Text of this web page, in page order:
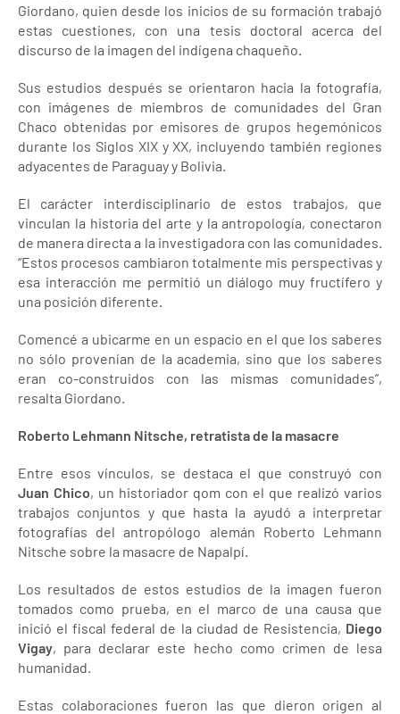
Giordano, quien desde los inicios de su formación trabajó
estas cuestiones, con una tesis doctoral acerca del
discurso de la imagen del indígena chaqueño.
Sus estudios después se orientaron hacia la fotografía,
con imágenes de miembros de comunidades del Gran
Chaco obtenidas por emisores de grupos hegemónicos
durante los Siglos XIX y XX, incluyendo también regiones
adyacentes de Paraguay y Bolivia.
El carácter interdisciplinario de estos trabajos, que
vinculan la historia del arte y la antropología, conectaron
de manera directa a la investigadora con las comunidades.
“Estos procesos cambiaron totalmente mis perspectivas y
esa interacción me permitió un diálogo muy fructífero y
una posición diferente.
Comencé a ubicarme en un espacio en el que los saberes
no sólo provenían de la academia, sino que los saberes
eran co-construidos con las mismas comunidades”,
resalta Giordano.
Roberto Lehmann Nitsche, retratista de la masacre
Entre esos vínculos, se destaca el que construyó con
Juan Chico, un historiador qom con el que realizó varios
trabajos conjuntos y que hasta la ayudó a interpretar
fotografías del antropólogo alemán Roberto Lehmann
Nitsche sobre la masacre de Napalpí.
Los resultados de estos estudios de la imagen fueron
tomados como prueba, en el marco de una causa que
inició el fiscal federal de la ciudad de Resistencia, Diego
Vigay, para declarar este hecho como crimen de lesa
humanidad.
Estas colaboraciones fueron las que dieron origen al